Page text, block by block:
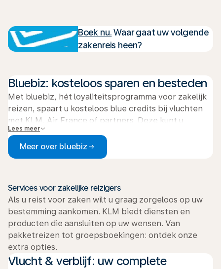
uitstekende services. Zo kunt u zich richten op uw
werk en andere belangrijke zaken.
bluebiz en Flying Blue? Dan levert een zakenreis met
KLM, Air France of partners u dubbel voordeel op!
Spaar blue credits met bluebiz voor uw bedrijf en
Flying Blue Miles voor uzelf.
Boek nu.Waar gaat uw volgende
zakenreis heen?
Bluebiz: kosteloos sparen en besteden
Met bluebiz, hét loyaliteitsprogramma voor zakelijk
reizen, spaart u kosteloos blue credits bij vluchten
met KLM, Air France of partners. Deze kunt u
inwisselen voor tickets, loungetoegang, upgrades en
andere vluchtgerelateerde diensten. Bovendien
profiteert u van extra voordelen, zoals gratis
Log in op uw account ofmeld u kosteloos aan.
Lees meer
Meer over bluebiz
Services voor zakelijke reizigers
Als u reist voor zaken wilt u graag zorgeloos op uw
bestemming aankomen. KLM biedt diensten en
producten die aansluiten op uw wensen. Van
pakketreizen tot groepsboekingen: ontdek onze
extra opties.
Vlucht & verblijf: uw complete